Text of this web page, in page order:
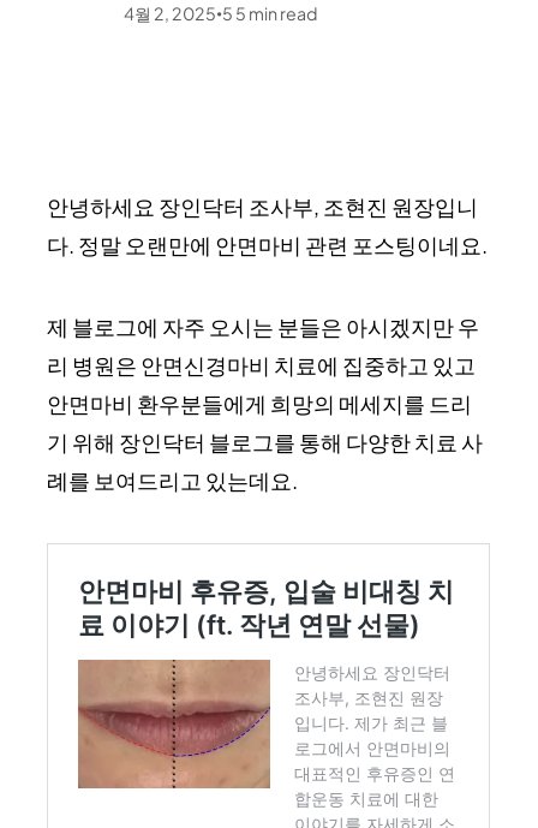
4월 2, 2025 •5 5 min read
안녕하세요 장인닥터 조사부, 조현진 원장입니
다. 정말 오랜만에 안면마비 관련 포스팅이네요.
제 블로그에 자주 오시는 분들은 아시겠지만 우
리 병원은 안면신경마비 치료에 집중하고 있고
안면마비 환우분들에게 희망의 메세지를 드리
기 위해 장인닥터 블로그를 통해 다양한 치료 사
례를 보여드리고 있는데요.